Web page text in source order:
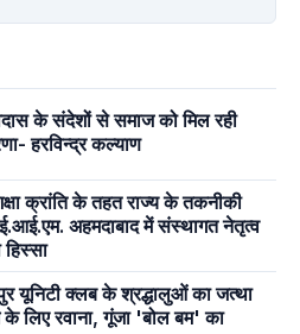
के संदेशों से समाज को मिल रही
हरविन्द्र कल्याण
क्रांति के तहत राज्य के तकनीकी
अहमदाबाद में संस्थागत नेतृत्व
यूनिटी क्लब के श्रद्धालुओं का जत्था
के लिए रवाना, गूंजा 'बोल बम' का